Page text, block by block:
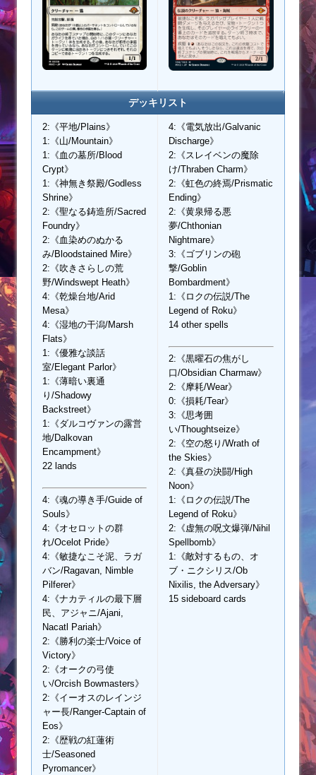
デッキリスト
2:《平地/Plains》
1:《山/Mountain》
1:《血の墓所/Blood
Crypt》
1:《神無き祭殿/Godless
Shrine》
2:《聖なる鋳造所/Sacred
Foundry》
2:《血染めのぬかる
み/Bloodstained Mire》
2:《吹きさらしの荒
野/Windswept Heath》
4:《乾燥台地/Arid
Mesa》
4:《湿地の干潟/Marsh
Flats》
1:《優雅な談話
室/Elegant Parlor》
1:《薄暗い裏通
り/Shadowy
Backstreet》
1:《ダルコヴァンの露営
地/Dalkovan
Encampment》
22 lands
4:《魂の導き手/Guide of
Souls》
4:《オセロットの群
れ/Ocelot Pride》
4:《敏捷なこそ泥、ラガ
バン/Ragavan, Nimble
Pilferer》
4:《ナカティルの最下層
民、アジャニ/Ajani,
Nacatl Pariah》
2:《勝利の楽士/Voice of
Victory》
2:《オークの弓使
い/Orcish Bowmasters》
2:《イーオスのレインジ
ャー長/Ranger-Captain of
Eos》
2:《歴戦の紅蓮術
士/Seasoned
Pyromancer》
4:《電気放出/Galvanic
Discharge》
2:《スレイベンの魔除
け/Thraben Charm》
2:《虹色の終焉/Prismatic
Ending》
2:《黄泉帰る悪
夢/Chthonian
Nightmare》
3:《ゴブリンの砲
撃/Goblin
Bombardment》
1:《ロクの伝説/The
Legend of Roku》
14 other spells
2:《黒曜石の焦がし
口/Obsidian Charmaw》
2:《摩耗/Wear》
0:《損耗/Tear》
3:《思考囲
い/Thoughtseize》
2:《空の怒り/Wrath of
the Skies》
2:《真昼の決闘/High
Noon》
1:《ロクの伝説/The
Legend of Roku》
2:《虚無の呪文爆弾/Nihil
Spellbomb》
1:《敵対するもの、オ
ブ・ニクシリス/Ob
Nixilis, the Adversary》
15 sideboard cards